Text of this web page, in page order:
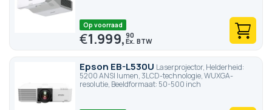
Op voorraad
€1.999,90
Epson EB-L530U Laserprojector, Helderheid:
5200 ANSI lumen, 3LCD-technologie, WUXGA-
resolutie, Beeldformaat: 50-500 inch